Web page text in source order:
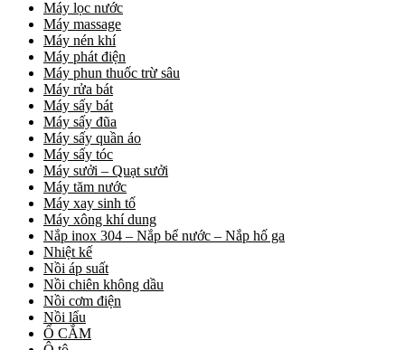
Máy lọc nước
Máy massage
Máy nén khí
Máy phát điện
Máy phun thuốc trừ sâu
Máy rửa bát
Máy sấy bát
Máy sấy đũa
Máy sấy quần áo
Máy sấy tóc
Máy sưởi – Quạt sưởi
Máy tăm nước
Máy xay sinh tố
Máy xông khí dung
Nắp inox 304 – Nắp bể nước – Nắp hố ga
Nhiệt kế
Nồi áp suất
Nồi chiên không dầu
Nồi cơm điện
Nồi lẩu
Ổ CẮM